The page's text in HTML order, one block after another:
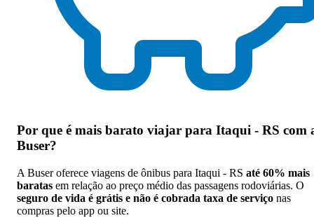
Por que é mais barato viajar para Itaqui - RS com
Buser?
A Buser oferece viagens de ônibus para Itaqui - RS até 60% mais
baratas em relação ao preço médio das passagens rodoviárias. O
seguro de vida é grátis e não é cobrada taxa de serviço nas
compras pelo app ou site.